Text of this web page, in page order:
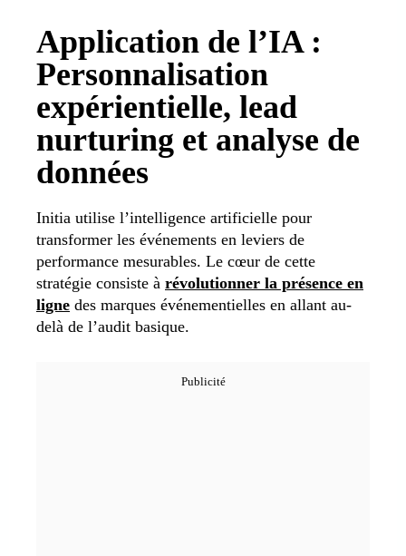
Application de l’IA :
Personnalisation
expérientielle, lead
nurturing et analyse de
données
Initia utilise l’intelligence artificielle pour
transformer les événements en leviers de
performance mesurables. Le cœur de cette
stratégie consiste à révolutionner la présence en
ligne des marques événementielles en allant au-
delà de l’audit basique.